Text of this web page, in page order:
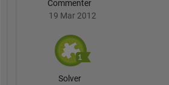
Commenter
19 Mar 2012
Solver